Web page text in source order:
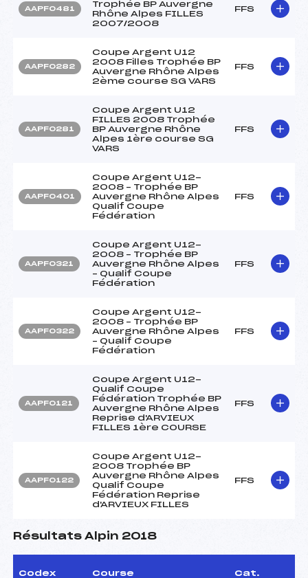
AAPF0481
Trophée BP Auvergne
Rhône Alpes FILLES
2007/2008
FFS
AAPF0282
Coupe Argent U12
2008 Filles Trophée BP
Auvergne Rhône Alpes
2ème course SG VARS
FFS
AAPF0281
Coupe Argent U12
FILLES 2008 Trophée
BP Auvergne Rhône
Alpes 1ère course SG
VARS
FFS
AAPF0401
Coupe Argent U12-
2008 – Trophée BP
Auvergne Rhône Alpes
Qualif Coupe
Fédération
FFS
AAPF0321
Coupe Argent U12-
2008 – Trophée BP
Auvergne Rhône Alpes
– Qualif Coupe
Fédération
FFS
AAPF0322
Coupe Argent U12-
2008 – Trophée BP
Auvergne Rhône Alpes
– Qualif Coupe
Fédération
FFS
AAPF0121
Coupe Argent U12-
Qualif Coupe
Fédération Trophée BP
Auvergne Rhône Alpes
Reprise d'ARVIEUX
FILLES 1ère COURSE
FFS
AAPF0122
Coupe Argent U12-
2008 Trophée BP
Auvergne Rhône Alpes
Qualif Coupe
Fédération Reprise
d'ARVIEUX FILLES
FFS
Résultats Alpin 2018
Codex Course Cat.